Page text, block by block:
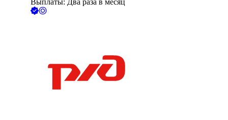
Выплаты: Два раза в месяц